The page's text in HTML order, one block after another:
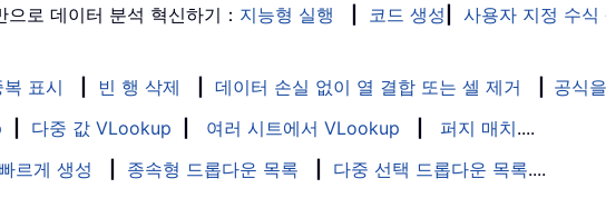
으로 데이터 분석 혁신하기： 지능형 실행 코드 생성 사용자 지정 수식
표시 빈 행 삭제 데이터 손실 없이 열 결합 또는 셀 제거 공식
다중 값 VLookup 여러 시트에서 VLookup 퍼지 매치....
르게 생성 종속형 드롭다운 목록 다중 선택 드롭다운 목록....